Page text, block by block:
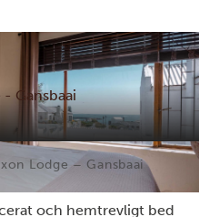
- Gansbaai
Lodge – Gansbaai
och hemtrevligt bed